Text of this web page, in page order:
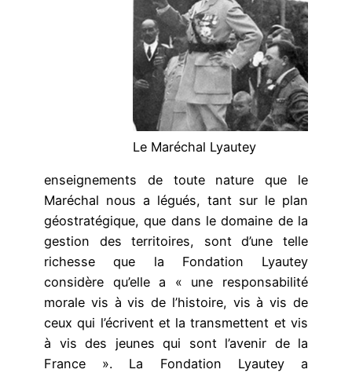
Le Maréchal Lyautey
enseignements de toute nature que le
Maréchal nous a légués, tant sur le plan
géostratégique, que dans le domaine de la
gestion des territoires, sont d’une telle
richesse que la Fondation Lyautey
considère qu’elle a « une responsabilité
morale vis à vis de l’histoire, vis à vis de
ceux qui l’écrivent et la transmettent et vis
à vis des jeunes qui sont l’avenir de la
France ». La Fondation Lyautey a